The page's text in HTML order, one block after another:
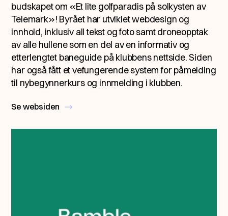
budskapet om «Et lite golfparadis på solkysten av
Telemark»! Byrået har utviklet webdesign og
innhold, inklusiv all tekst og foto samt droneopptak
av alle hullene som en del av en informativ og
etterlengtet baneguide på klubbens nettside. Siden
har også fått et vefungerende system for påmelding
til nybegynnerkurs og innmelding i klubben.
Se websiden